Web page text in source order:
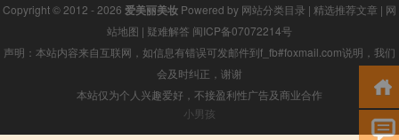
Copyright © 2012 - 2026 爱美丽美妆 Powered by 网站分类目录 | 精选推荐文章 | 网
站地图 | 疑难解答 闽ICP备07072214号
声明：本站内容来自互联网，如信息有错误可发邮件到f_fb#foxmail.com说明，我们
会及时纠正，谢谢
本站仅为个人兴趣爱好，不接盈利性广告及商业合作
小男孩